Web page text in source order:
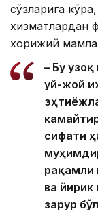
сўзларига
хизматлардан
хорижий
– Бу
уй-жой
сифати
рақамли
ва
зарур